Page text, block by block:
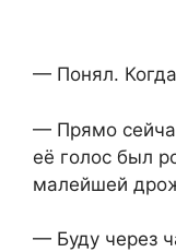
— Понял.
— Прямо
её голос был
малейшей
— Буду через